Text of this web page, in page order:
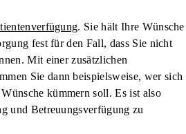
. Sie hält Ihre Wünsche
fest für den Fall, dass Sie nicht
Mit einer zusätzlichen
Sie dann beispielsweise, wer sich
kümmern soll. Es ist also
und Betreuungsverfügung zu